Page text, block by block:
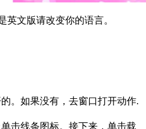
英文版请改变你的语言。
。如果没有，去窗口打开动作.
击线条图标。接下来，单击载